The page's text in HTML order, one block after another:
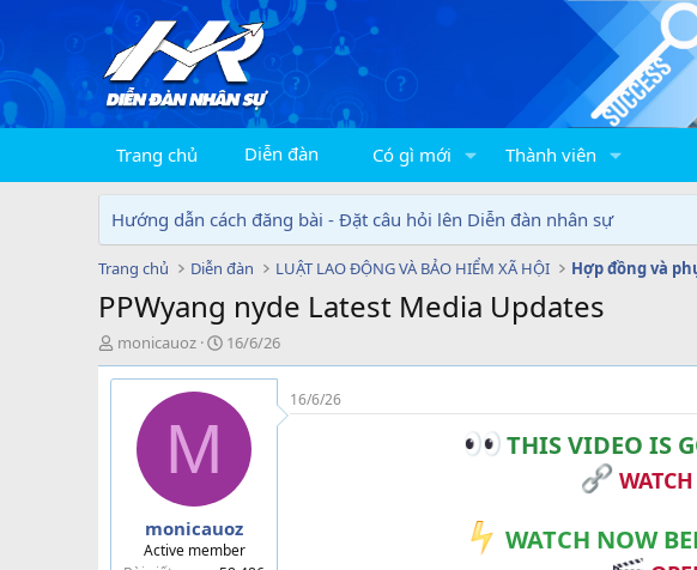
Trang chủ Diễn đàn Có gì mới Thành viên
Hướng dẫn cách đăng bài - Đặt câu hỏi lên Diễn đàn nhân sự
Trang chủ Diễn đàn LUẬT LAO ĐỘNG VÀ BẢO HIỂM XÃ HỘI Hợp đồng và
PPWyang nyde Latest Media Updates
T
h
r
monicauoz
N
g
à
y
16/6/26
M
monicauoz
Active member
16/6/26
THIS VIDEO IS
WATCH NOW